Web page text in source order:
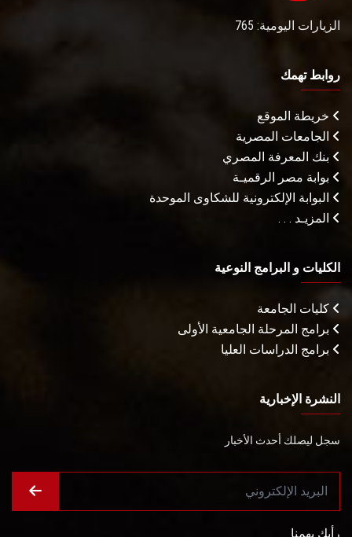
الزيارات اليومية: 765
روابط تهمك
خريطة الموقع
الجامعات المصرية
بنك المعرفة المصري
بوابة مصر الرقميـة
البوابة الإلكترونية للشكاوى الموحدة
المزيـد . . .
الكليات و البرامج النوعية
كليات الجامعة
برامج المرحلة الجامعية الأولى
برامج الدراسات العليا
النشرة الإخبارية
سجل ليصلك أحدث الأخبار
رأيك يهمنا